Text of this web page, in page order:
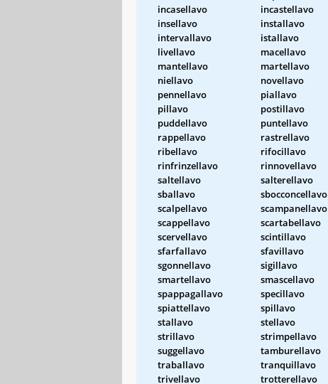
incasellavo
incastellavo
insellavo
installavo
intervallavo
istallavo
livellavo
macellavo
mantellavo
martellavo
niellavo
novellavo
pennellavo
piallavo
pillavo
postillavo
puddellavo
puntellavo
rappellavo
rastrellavo
ribellavo
rifocillavo
rinfrinzellavo
rinnovellavo
saltellavo
salterellavo
sballavo
sbocconcellavo
scalpellavo
scampanellavo
scappellavo
scartabellavo
scervellavo
scintillavo
sfarfallavo
sfavillavo
sgonnellavo
sigillavo
smartellavo
smascellavo
spappagallavo
specillavo
spiattellavo
spillavo
stallavo
stellavo
strillavo
strimpellavo
suggellavo
tamburellavo
traballavo
tranquillavo
trivellavo
trotterellavo